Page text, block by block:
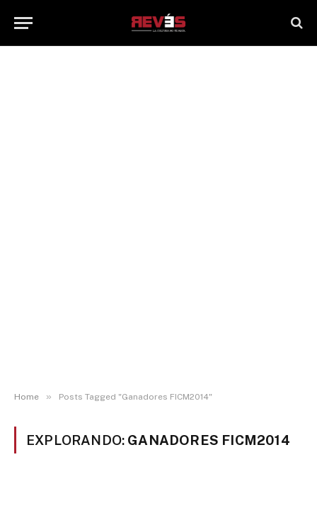
Home » Posts Tagged "Ganadores FICM2014"
EXPLORANDO: GANADORES FICM2014